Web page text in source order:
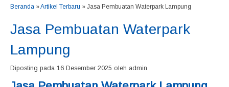
Beranda »Artikel Terbaru » Jasa Pembuatan Waterpark Lampung
Jasa Pembuatan Waterpark
Lampung
Diposting pada 16 Desember 2025 oleh admin